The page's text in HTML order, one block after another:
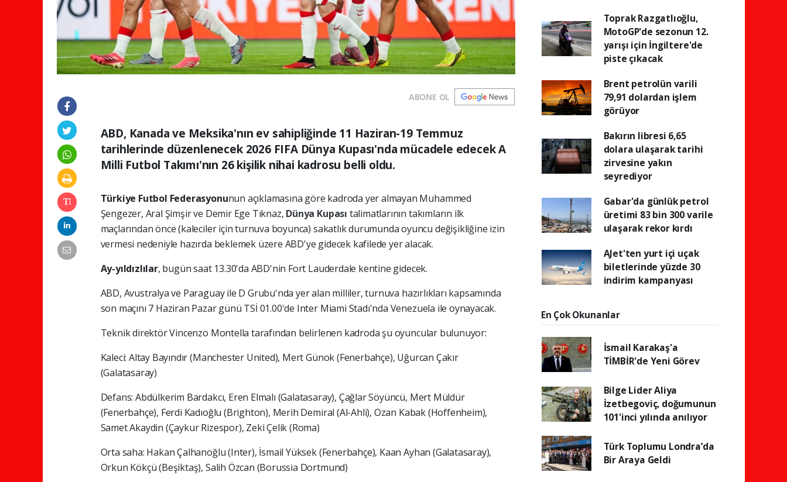
ABONE OL
ABD, Kanada ve Meksika'nın ev sahipliğinde 11 Haziran-19 Temmuz
tarihlerinde düzenlenecek 2026 FIFA Dünya Kupası'nda mücadele edecek A
Milli Futbol Takımı'nın 26 kişilik nihai kadrosu belli oldu.
Türkiye Futbol Federasyonunun açıklamasına göre kadroda yer almayan Muhammed
Şengezer, Aral Şimşir ve Demir Ege Tıknaz, Dünya Kupası talimatlarının takımların ilk
maçlarından önce (kaleciler için turnuva boyunca) sakatlık durumunda oyuncu değişikliğine izin
vermesi nedeniyle hazırda beklemek üzere ABD'ye gidecek kafilede yer alacak.
Ay-yıldızlılar, bugün saat 13.30'da ABD'nin Fort Lauderdale kentine gidecek.
ABD, Avustralya ve Paraguay ile D Grubu'nda yer alan milliler, turnuva hazırlıkları kapsamında
son maçını 7 Haziran Pazar günü TSİ 01.00'de Inter Miami Stadı'nda Venezuela ile oynayacak.
Teknik direktör Vincenzo Montella tarafından belirlenen kadroda şu oyuncular bulunuyor:
Kaleci: Altay Bayındır (Manchester United), Mert Günok (Fenerbahçe), Uğurcan Çakır
(Galatasaray)
Defans: Abdülkerim Bardakcı, Eren Elmalı (Galatasaray), Çağlar Söyüncü, Mert Müldür
(Fenerbahçe), Ferdi Kadıoğlu (Brighton), Merih Demiral (Al-Ahli), Ozan Kabak (Hoffenheim),
Samet Akaydin (Çaykur Rizespor), Zeki Çelik (Roma)
Orta saha: Hakan Çalhanoğlu (Inter), İsmail Yüksek (Fenerbahçe), Kaan Ayhan (Galatasaray),
Orkun Kökçü (Beşiktaş), Salih Özcan (Borussia Dortmund)
Toprak Razgatlıoğlu,
MotoGP'de sezonun 12.
yarışı için İngiltere'de
piste çıkacak
Brent petrolün varili
79,91 dolardan işlem
görüyor
Bakırın libresi 6,65
dolara ulaşarak tarihi
zirvesine yakın
seyrediyor
Gabar'da günlük petrol
üretimi 83 bin 300 varile
ulaşarak rekor kırdı
AJet'ten yurt içi uçak
biletlerinde yüzde 30
indirim kampanyası
En Çok Okunanlar
İsmail Karakaş'a
TİMBİR'de Yeni Görev
Bilge Lider Aliya
İzetbegoviç, doğumunun
101'inci yılında anılıyor
Türk Toplumu Londra’da
Bir Araya Geldi